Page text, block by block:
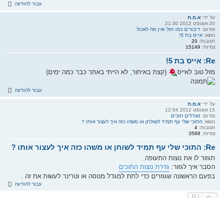
עבור להודעה
על ידי א.מ.ת
20 אוגוסט 2012 21:30
פורום: דיבורים כמו חול ואין מה לאכול
נושא: אייס בת 5!
תגובות: 20
צפיות: 15149
Re: אייס בת 5!
מזל טוב לאייס (קצת באיחור, לא הייתי באתר כבר כמה ימים)
עבור להודעה
על ידי א.מ.ת
15 אוגוסט 2012 12:54
פורום: מגדלים תוכים
נושא: התוכי שלי עף תמיד לשולחן או משהו כזה איך לעצור אותו ?
תגובות: 4
צפיות: 3588
Re: התוכי שלי עף תמיד לשוחן או משהו כזה איך לעצור אותו ?
תגזור לו את נוצות התעופה.
הסבר איך לגזור: גזירת נוצות התוכים
בפעם הראשונה שגוזרים כדי לתת למגדל מנוסה או וטרינר לעשות את זה .
עבור להודעה